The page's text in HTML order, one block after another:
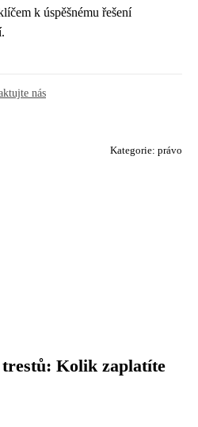
k úspěšnému řešení
nás
Kategorie: právo
Kolik zaplatíte